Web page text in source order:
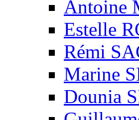
Antoine
Estelle
Rémi
Marine
Dounia